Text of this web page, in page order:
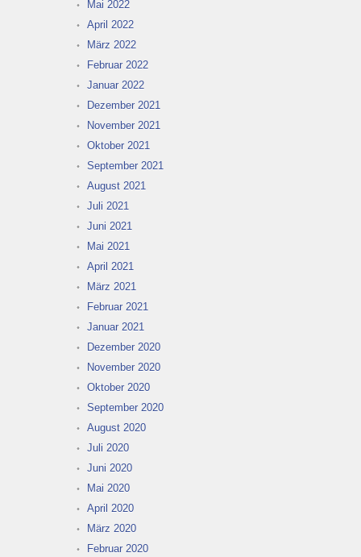
Mai 2022
April 2022
März 2022
Februar 2022
Januar 2022
Dezember 2021
November 2021
Oktober 2021
September 2021
August 2021
Juli 2021
Juni 2021
Mai 2021
April 2021
März 2021
Februar 2021
Januar 2021
Dezember 2020
November 2020
Oktober 2020
September 2020
August 2020
Juli 2020
Juni 2020
Mai 2020
April 2020
März 2020
Februar 2020